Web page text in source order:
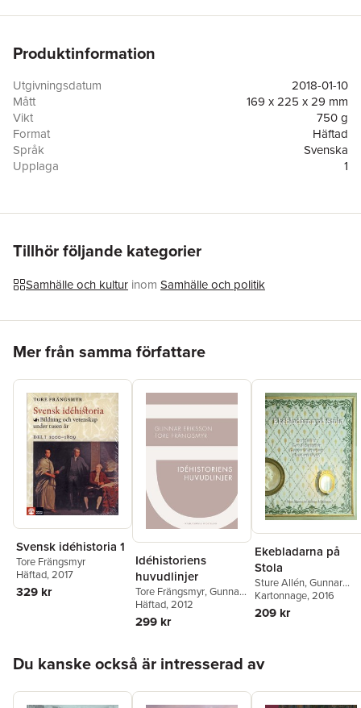
Produktinformation
Utgivningsdatum
2018-01-10
Mått
169 x 225 x 29 mm
Vikt
750 g
Format
Häftad
Språk
Svenska
Upplaga
1
Miljömärkning
FSC
Tillhör följande kategorier
Samhälle och kultur inom Samhälle och politik
Mer från samma författare
Svensk idéhistoria 1
Tore Frängsmyr
Häftad, 2017
329 kr
Idéhistoriens
huvudlinjer
Tore Frängsmyr,Gunnar
Eriksson
Häftad, 2012
299 kr
Ekebladarna på
Stola
Sture Allén,Gunnar
Wetterberg,Tore
Frängsmyr
Wolff
Kartonnage, 2016
209 kr
Du kanske också är intresserad av